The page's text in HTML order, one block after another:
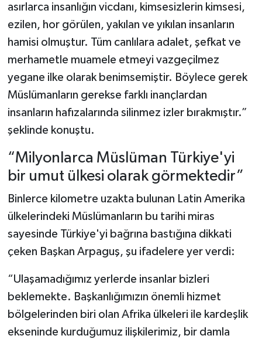
asırlarca insanlığın vicdanı, kimsesizlerin kimsesi,
ezilen, hor görülen, yakılan ve yıkılan insanların
hamisi olmuştur. Tüm canlılara adalet, şefkat ve
merhametle muamele etmeyi vazgeçilmez
yegane ilke olarak benimsemiştir. Böylece gerek
Müslümanların gerekse farklı inançlardan
insanların hafızalarında silinmez izler bırakmıştır.”
şeklinde konuştu.
“Milyonlarca Müslüman Türkiye'yi
bir umut ülkesi olarak görmektedir”
Binlerce kilometre uzakta bulunan Latin Amerika
ülkelerindeki Müslümanların bu tarihi miras
sayesinde Türkiye'yi bağrına bastığına dikkati
çeken Başkan Arpaguş, şu ifadelere yer verdi:
“Ulaşamadığımız yerlerde insanlar bizleri
beklemekte. Başkanlığımızın önemli hizmet
bölgelerinden biri olan Afrika ülkeleri ile kardeşlik
ekseninde kurduğumuz ilişkilerimiz, bir damla